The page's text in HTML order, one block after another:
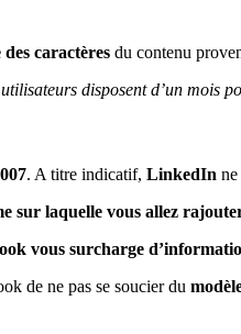
des caractères du contenu
disposent d’un mois
. A titre indicatif, LinkedIn
sur laquelle vous allez
vous surcharge
de ne pas se soucier du